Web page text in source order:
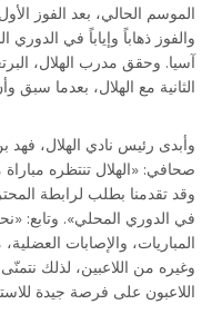
الموسم الحالي، بعد الفوز
والفوز ذهاباً وإياباً في
آسيا. وحقق مدرب الهلال،
الثانية مع الهلال، بعدما سبق
وأبدى رئيس نادي الهلال،
صحافي: «الهلال تنتظره
وقد تقدمنا بطلب لرابطة
في الدوري المحلي». وتابع:
المباريات، والإصابات
وغيره من اللاعبين، لذلك
اللاعبون على فرصة جيدة